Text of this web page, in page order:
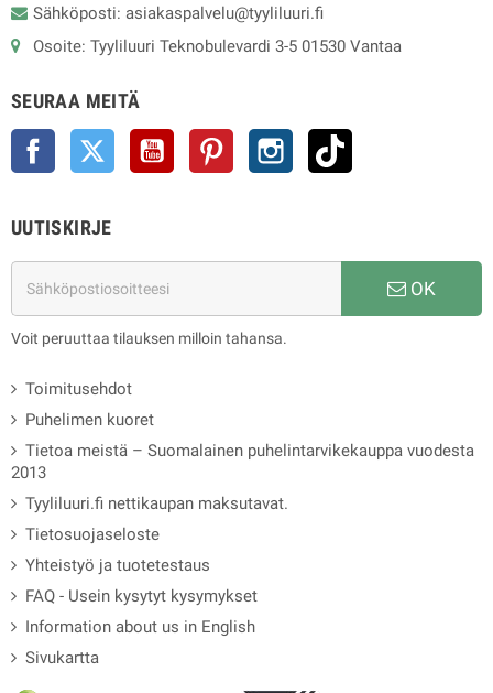
Sähköposti: asiakaspalvelu@tyyliluuri.fi
Osoite: Tyyliluuri Teknobulevardi 3-5 01530 Vantaa
SEURAA MEITÄ
Facebook Twitter YouTube Pinterest Instagram
UUTISKIRJE
OK
Voit peruuttaa tilauksen milloin tahansa.
Toimitusehdot
Puhelimen kuoret
Tietoa meistä – Suomalainen puhelintarvikekauppa vuodesta
2013
Tyyliluuri.fi nettikaupan maksutavat.
Tietosuojaseloste
Yhteistyö ja tuotetestaus
FAQ - Usein kysytyt kysymykset
Information about us in English
Sivukartta